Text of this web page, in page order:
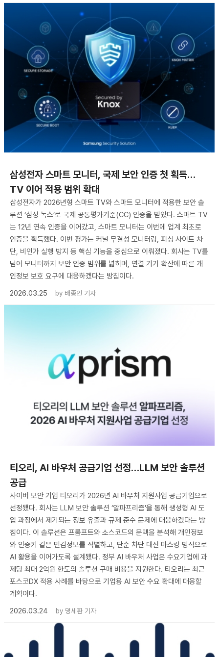
삼성전자 스마트 모니터, 국제 보안 인증 첫 획득…
TV 이어 적용 범위 확대
삼성전자가 2026년형 스마트 TV와 스마트 모니터에 적용한 보안 솔
루션 ‘삼성 녹스’로 국제 공통평가기준(CC) 인증을 받았다. 스마트 TV
는 12년 연속 인증을 이어갔고, 스마트 모니터는 이번에 업계 최초로
인증을 획득했다. 이번 평가는 커널 무결성 모니터링, 피싱 사이트 차
단, 비인가 실행 방지 등 핵심 기능을 중심으로 이뤄졌다. 회사는 TV를
넘어 모니터까지 보안 인증 범위를 넓히며, 연결 기기 확산에 따른 개
인정보 보호 요구에 대응하겠다는 방침이다.
2026.03.25
by 배종인 기자
티오리, AI 바우처 공급기업 선정…LLM 보안 솔루션
공급
사이버 보안 기업 티오리가 2026년 AI 바우처 지원사업 공급기업으로
선정됐다. 회사는 LLM 보안 솔루션 ‘알파프리즘’을 통해 생성형 AI 도
입 과정에서 제기되는 정보 유출과 규제 준수 문제에 대응하겠다는 방
침이다. 이 솔루션은 프롬프트와 소스코드의 문맥을 분석해 개인정보
와 인증키 같은 민감정보를 식별하고, 단순 차단 대신 마스킹 방식으로
AI 활용을 이어가도록 설계됐다. 정부 AI 바우처 사업은 수요기업에 과
제당 최대 2억원 한도의 솔루션 구매 비용을 지원한다. 티오리는 최근
포스코DX 적용 사례를 바탕으로 기업용 AI 보안 수요 확대에 대응할
계획이다.
2026.03.24
by 명세환 기자